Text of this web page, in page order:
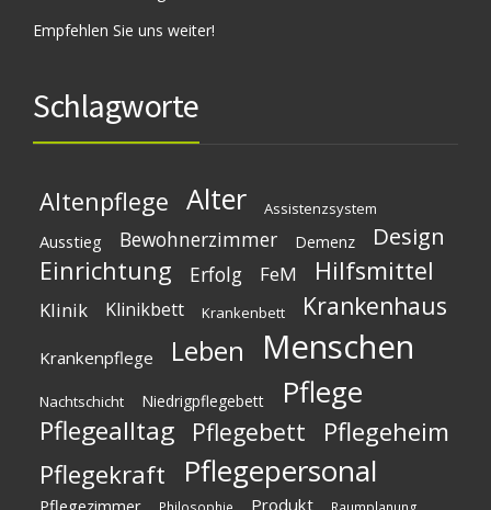
Empfehlen Sie uns weiter!
Schlagworte
Altenpflege Alter Assistenzsystem
Ausstieg Bewohnerzimmer Demenz Design
Einrichtung Erfolg FeM Hilfsmittel
Klinik Klinikbett Krankenbett Krankenhaus
Krankenpflege Leben Menschen
Nachtschicht Niedrigpflegebett Pflege
Pflegealltag Pflegebett
Pflegeheim
Pflegekraft
Pflegepersonal
Produkt